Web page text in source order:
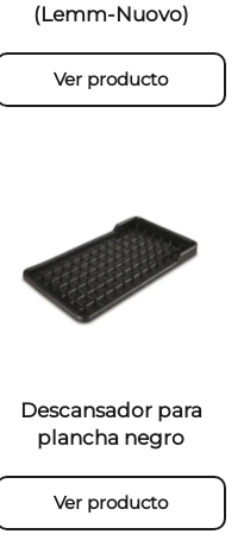
(Lemm-Nuovo)
Ver producto
Descansador para
plancha negro
Ver producto